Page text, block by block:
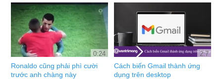
0:24
Ronaldo cũng phải phì cười
trước anh chàng này
2:7
Cách biến Gmail thành ứng
dụng trên desktop